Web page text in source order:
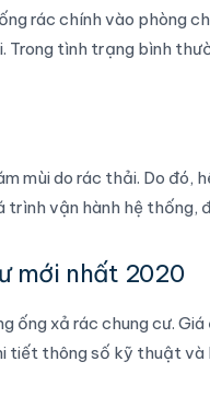
rác chính vào phòng
tình trạng bình
mùi do rác thải. Do
vận hành hệ
mới nhất 2020
ống xả rác chung cư.
thông số kỹ thuật và